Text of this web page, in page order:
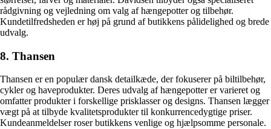
rådgivning og vejledning om valg af hængepotter og tilbehør.
Kundetilfredsheden er høj på grund af butikkens pålidelighed og brede
udvalg.
8. Thansen
Thansen er en populær dansk detailkæde, der fokuserer på biltilbehør,
cykler og haveprodukter. Deres udvalg af hængepotter er varieret og
omfatter produkter i forskellige prisklasser og designs. Thansen lægger
vægt på at tilbyde kvalitetsprodukter til konkurrencedygtige priser.
Kundeanmeldelser roser butikkens venlige og hjælpsomme personale.